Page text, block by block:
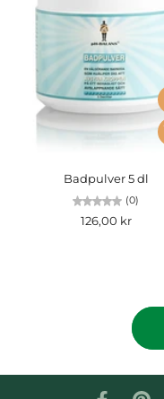
Badpulver 5 dl
(0)
126,00 kr